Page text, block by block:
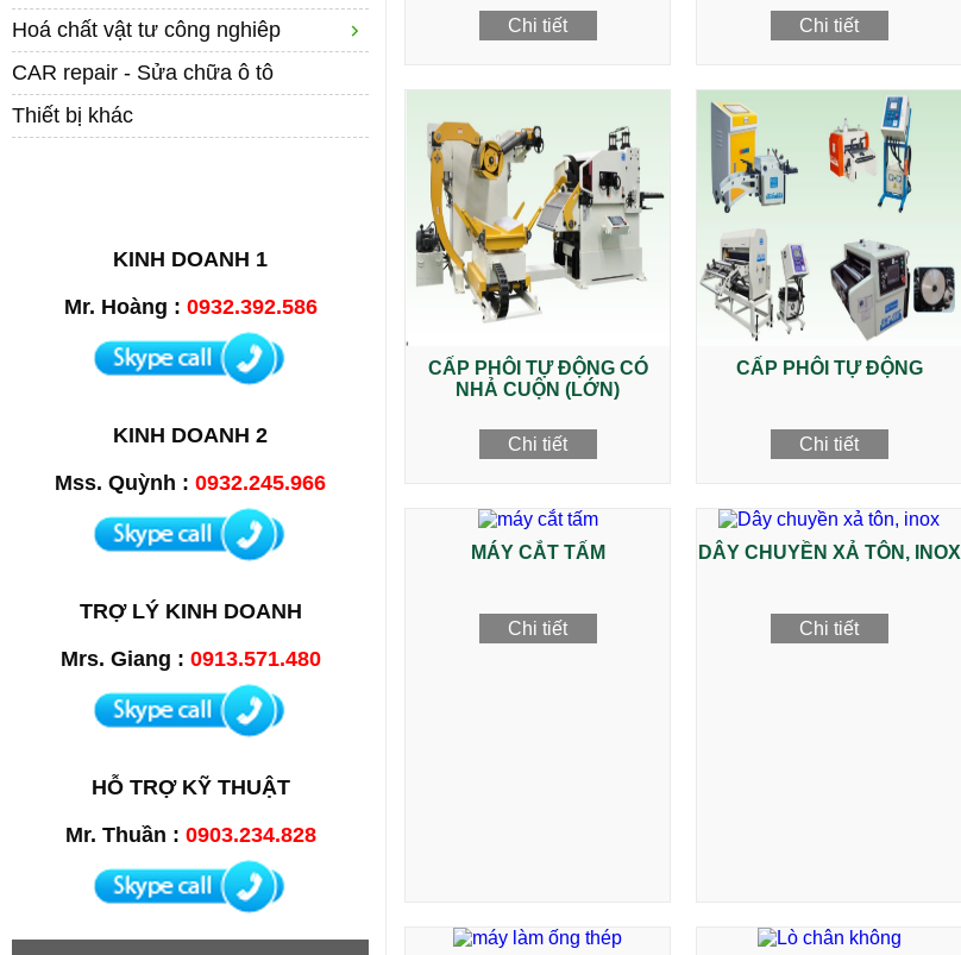
Hoá chất vật tư công nghiêp
CAR repair - Sửa chữa ô tô
Thiết bị khác
KINH DOANH 1
Mr. Hoàng : 0932.392.586
KINH DOANH 2
Mss. Quỳnh : 0932.245.966
TRỢ LÝ KINH DOANH
Mrs. Giang : 0913.571.480
HỖ TRỢ KỸ THUẬT
Mr. Thuần : 0903.234.828
Chi tiết Chi tiết
CẤP PHÔI TỰ ĐỘNG CÓ
NHẢ CUỘN (LỚN)
Chi tiết
CẤP PHÔI TỰ ĐỘNG
Chi tiết
MÁY CẮT TẤM
Chi tiết
DÂY CHUYỀN XẢ TÔN, INOX
Chi tiết